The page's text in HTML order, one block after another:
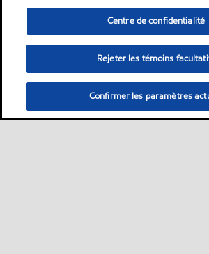
Centre de confidentialité
Rejeter les témoins
Confirmer les paramètres